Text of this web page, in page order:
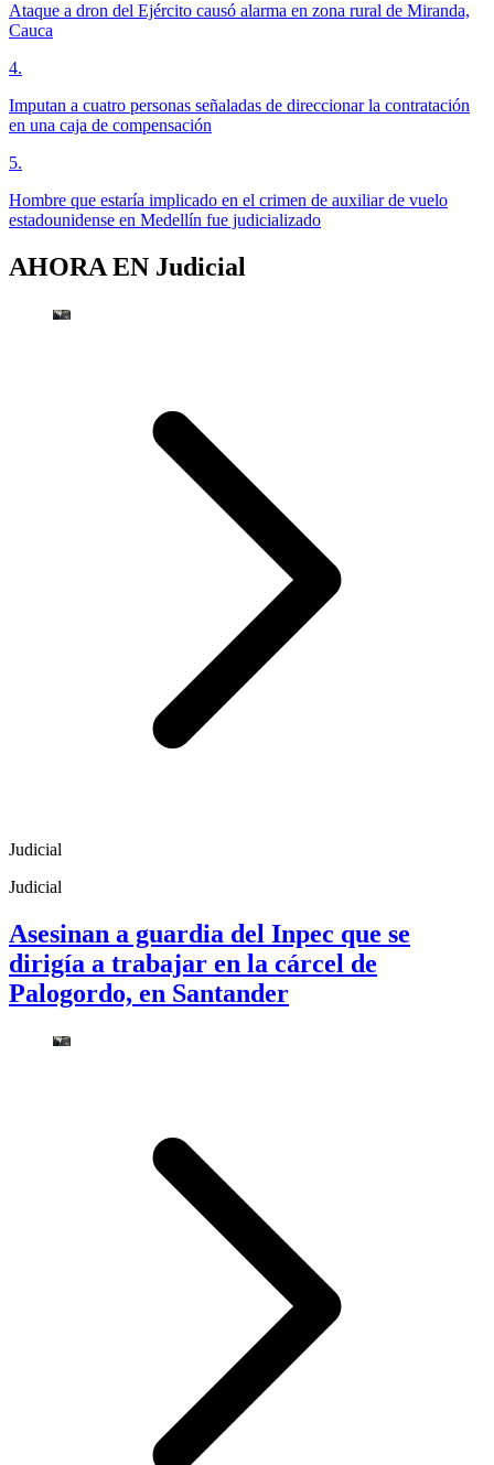
Ataque a dron del Ejército causó alarma en zona rural de Miranda,
Cauca
4.
Imputan a cuatro personas señaladas de direccionar la contratación
en una caja de compensación
5.
Hombre que estaría implicado en el crimen de auxiliar de vuelo
estadounidense en Medellín fue judicializado
AHORA EN Judicial
Judicial
Judicial
Asesinan a guardia del Inpec que se
dirigía a trabajar en la cárcel de
Palogordo, en Santander